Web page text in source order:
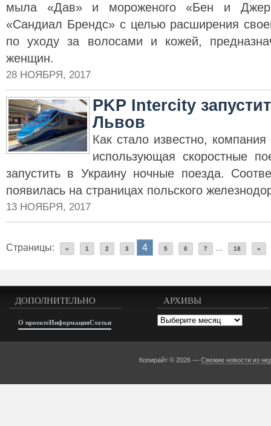
мыла «Дав» и мороженого «Бен и
«Сандиал Брендс» с целью расширения
по уходу за волосами и кожей,
женщин.
28 НОЯБРЯ, 2017
PKP Intercity
Львов
Как стало известно,
использующая скоростные
запустить в Украину ночные поезда.
появилась на страницах польского
13 НОЯБРЯ, 2017
Страницы: « 1 2 3 4 5 6 7 ... 18 »
ДОПОЛНИТЕЛЬНО
О проектеИнформацияСтатьи
АРХИВЫ
Архивы
Копирайт © 2026 —Свежие новости из